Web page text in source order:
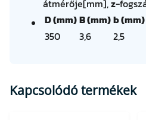
1
-
Z
)
átmérője[mm],z-
D (mm)B (mm)b (mm)
350
3,6 2,5
Kapcsolódó termékek